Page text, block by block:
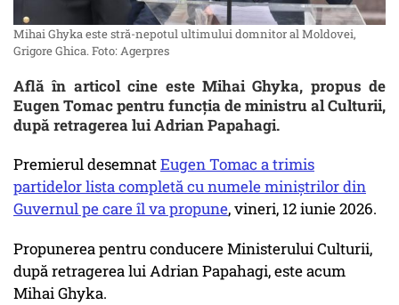
Mihai Ghyka este stră-nepotul ultimului domnitor al Moldovei,
Grigore Ghica. Foto: Agerpres
Află în articol cine este Mihai Ghyka, propus de
Eugen Tomac pentru funcția de ministru al Culturii,
după retragerea lui Adrian Papahagi.
Premierul desemnatEugen Tomac a trimis
partidelor lista completă cu numele miniștrilor din
Guvernul pe care îl va propune, vineri, 12 iunie 2026.
Propunerea pentru conducere Ministerului Culturii,
după retragerea lui Adrian Papahagi, este acum
Mihai Ghyka.